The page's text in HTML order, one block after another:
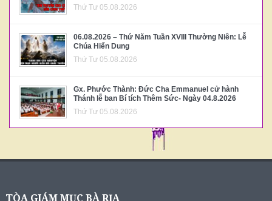
Thứ Tư 05.08.2026
06.08.2026 – Thứ Năm Tuần XVIII Thường Niên: Lễ
Chúa Hiển Dung
Thứ Tư 05.08.2026
Gx. Phước Thành: Đức Cha Emmanuel cử hành
Thánh lễ ban Bí tích Thêm Sức- Ngày 04.8.2026
Thứ Tư 05.08.2026
TÒA GIÁM MỤC BÀ RỊA